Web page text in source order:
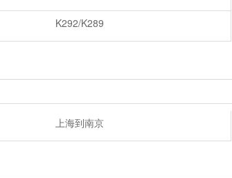
K292/K289
上海到南京